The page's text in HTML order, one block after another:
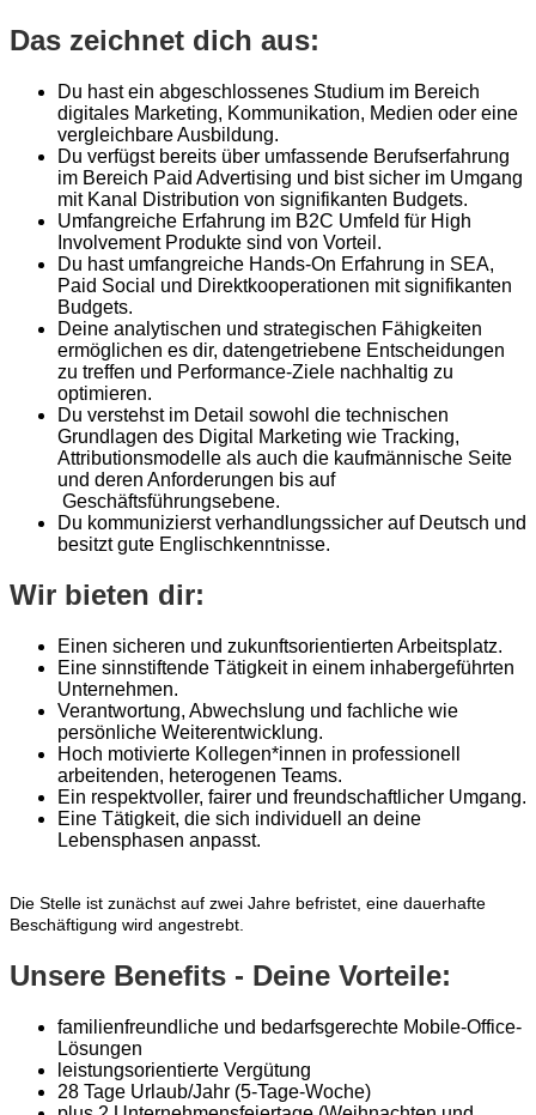
Das zeichnet dich aus:
Du hast ein abgeschlossenes Studium im Bereich
digitales Marketing, Kommunikation, Medien oder eine
vergleichbare Ausbildung.
Du verfügst bereits über umfassende Berufserfahrung
im Bereich Paid Advertising und bist sicher im Umgang
mit Kanal Distribution von signifikanten Budgets.
Umfangreiche Erfahrung im B2C Umfeld für High
Involvement Produkte sind von Vorteil.
Du hast umfangreiche Hands-On Erfahrung in SEA,
Paid Social und Direktkooperationen mit signifikanten
Budgets.
Deine analytischen und strategischen Fähigkeiten
ermöglichen es dir, datengetriebene Entscheidungen
zu treffen und Performance-Ziele nachhaltig zu
optimieren.
Du verstehst im Detail sowohl die technischen
Grundlagen des Digital Marketing wie Tracking,
Attributionsmodelle als auch die kaufmännische Seite
und deren Anforderungen bis auf
Geschäftsführungsebene.
Du kommunizierst verhandlungssicher auf Deutsch und
besitzt gute Englischkenntnisse.
Wir bieten dir:
Einen sicheren und zukunftsorientierten Arbeitsplatz.
Eine sinnstiftende Tätigkeit in einem inhabergeführten
Unternehmen.
Verantwortung, Abwechslung und fachliche wie
persönliche Weiterentwicklung.
Hoch motivierte Kollegen*innen in professionell
arbeitenden, heterogenen Teams.
Ein respektvoller, fairer und freundschaftlicher Umgang.
Eine Tätigkeit, die sich individuell an deine
Lebensphasen anpasst.
Die Stelle ist zunächst auf zwei Jahre befristet, eine dauerhafte
Beschäftigung wird angestrebt.
Unsere Benefits - Deine Vorteile:
familienfreundliche und bedarfsgerechte Mobile-Office-
Lösungen
leistungsorientierte Vergütung
28 Tage Urlaub/Jahr (5-Tage-Woche)